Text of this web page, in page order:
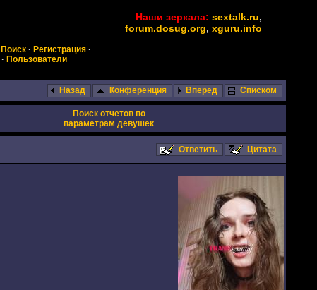
Наши зеркала: sextalk.ru,
forum.dosug.org, xguru.info
Поиск· Регистрация·
· Пользователи
Назад Конференция Вперед Списком
Поиск отчетов по
параметрам девушек
Ответить Цитата